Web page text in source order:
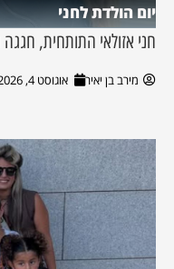
יום הולדת לחני
חני אזולאי התותחית,
מירב בן יאיר אוגוסט 4, 2026